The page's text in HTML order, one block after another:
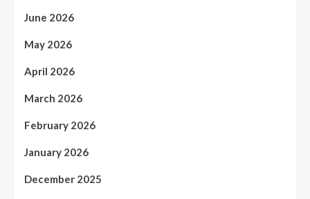
June 2026
May 2026
April 2026
March 2026
February 2026
January 2026
December 2025